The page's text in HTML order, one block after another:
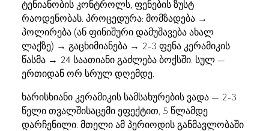
ტენიანობის კონტროლს, ფენების ზუსტ
რაოდენობას. პროცედურა: მომზადება →
პოლირება (ან ფინიშური დამუშავება ახალ
ლაქზე) → გაცხიმიანება → 2-3 ფენა კერამიკის
წასმა → 24 საათიანი გაძლება ბოქსში. სულ —
ერთიდან ორ სრულ დღემდე.
ხარისხიანი კერამიკის სამსახურების ვადა — 2-3
წელი თვალშისაცემი ეფექტით, 5 წლამდე
დარჩენილი. მთელი ამ პერიოდის განმავლობაში